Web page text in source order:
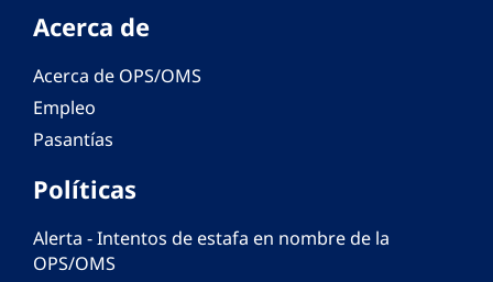
Acerca de
Acerca de OPS/OMS
Empleo
Pasantías
Políticas
Alerta - Intentos de estafa en nombre de la
OPS/OMS